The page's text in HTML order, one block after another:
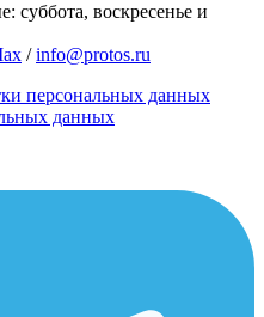
суббота, воскресенье и
/info@protos.ru
персональных данных
данных